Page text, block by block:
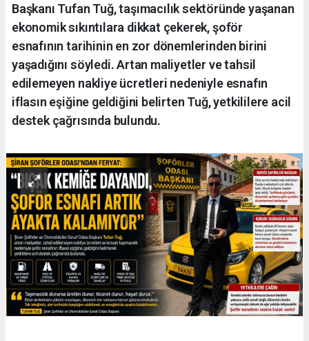
Başkanı Tufan Tuğ, taşımacılık sektöründe yaşanan
ekonomik sıkıntılara dikkat çekerek, şoför
esnafının tarihinin en zor dönemlerinden birini
yaşadığını söyledi. Artan maliyetler ve tahsil
edilemeyen nakliye ücretleri nedeniyle esnafın
iflasın eşiğine geldiğini belirten Tuğ, yetkililere acil
destek çağrısında bulundu.